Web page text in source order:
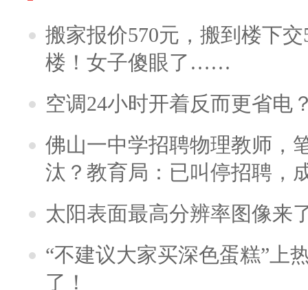
搬家报价570元，搬到楼下
楼！女子傻眼了……
空调24小时开着反而更省电
佛山一中学招聘物理教师，
汰？教育局：已叫停招聘，
太阳表面最高分辨率图像来
“不建议大家买深色蛋糕”上
了！